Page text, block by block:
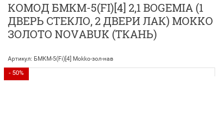
КОМОД БМКМ-5(FI)[4] 2,1 BOGEMIA (1
ДВЕРЬ СТЕКЛО, 2 ДВЕРИ ЛАК) MOKKO
ЗОЛОТО NOVABUK (ТКАНЬ)
Артикул: БМКМ-5(Fi)[4] Mokko-зол-нав
- 50%